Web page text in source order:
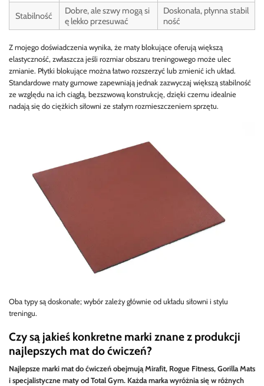
Stabilność
Dobre, ale szwy mogą si
ę lekko przesuwać
Doskonała, płynna stabil
ność
Z mojego doświadczenia wynika, że maty blokujące oferują większą
elastyczność, zwłaszcza jeśli rozmiar obszaru treningowego może ulec
zmianie. Płytki blokujące można łatwo rozszerzyć lub zmienić ich układ.
Standardowe maty gumowe zapewniają jednak zazwyczaj większą stabilność
ze względu na ich ciągłą, bezszwową konstrukcję, dzięki czemu idealnie
nadają się do ciężkich siłowni ze stałym rozmieszczeniem sprzętu.
Oba typy są doskonałe; wybór zależy głównie od układu siłowni i stylu
treningu.
Czy są jakieś konkretne marki znane z produkcji
najlepszych mat do ćwiczeń?
Najlepsze marki mat do ćwiczeń obejmują Mirafit, Rogue Fitness, Gorilla Mats
i specjalistyczne maty od Total Gym. Każda marka wyróżnia się w różnych